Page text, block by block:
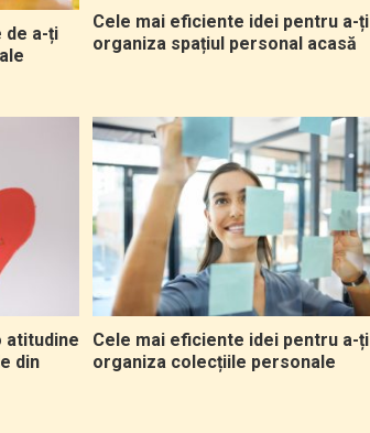
de a-ți
Cele mai eficiente idei pentru a-ți
organiza spațiul personal acasă
atitudine
din
Cele mai eficiente idei pentru a-ți
organiza colecțiile personale